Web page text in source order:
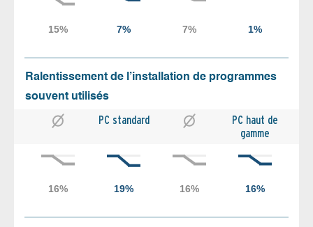
Ralentissement de l’installation de programmes
souvent utilisés
PC standard
PC haut de
gamme